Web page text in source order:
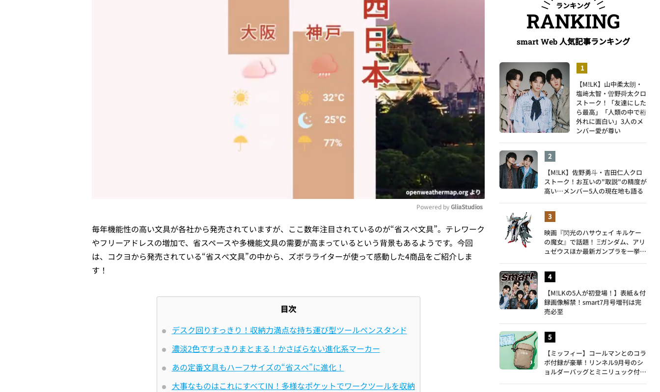
Mute
Powered by GliaStudios
毎年機能性の高い文具が各社から発売されていますが、ここ数年注目されているのが“省スぺ文具”。テレワーク
やフリーアドレスの増加で、省スペースや多機能文具の需要が高まっているという背景もあるようです。今回
は、コクヨから発売されている“省スぺ文具”の中から、ズボラライターが使って感動した4商品をご紹介しま
す！
目次
デスク回りすっきり！収納力満点な持ち運び型ツールペンスタンド
濃淡2色ですっきりまとまる！かさばらない進化系マーカー
あの定番文具もハーフサイズの“省スぺ”に進化！
大事なものはこれにすべてIN！多様なポケットでワークツールを収納
ランキング
RANKING
smart Web人気記事ランキング
【M!LK】山中柔太朗・
塩﨑太智・曽野舜太クロ
ストーク！「友達にした
ら最高」「人類の中で桁
外れに面白い」3人のメ
ンバー愛が尊い
【M!LK】佐野勇斗・吉田仁人クロ
ストーク！お互いの"取説"の精度が
高い…メンバー5人の現在地も語る
映画『閃光のハサウェイ キルケー
の魔女』で話題！ Ξガンダム、アリ
ュゼウスほか最新ガンプラを一挙紹
【M!LKの5人が初登場！】表紙＆付
録画像解禁！smart7月号増刊は完
売必至
【ミッフィー】コールマンとのコラ
ボ付録が豪華！リンネル9月号のシ
ョルダーバッグとミニリュック付き